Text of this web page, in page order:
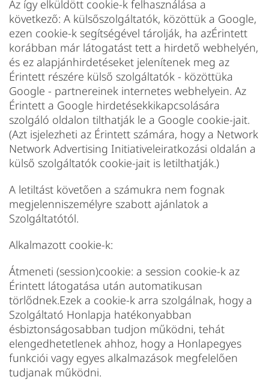
Az így elküldött cookie-k felhasználása a
következő: A külsőszolgáltatók, közöttük a Google,
ezen cookie-k segítségével tárolják, ha azÉrintett
korábban már látogatást tett a hirdető webhelyén,
és ez alapjánhirdetéseket jelenítenek meg az
Érintett részére külső szolgáltatók - közöttüka
Google - partnereinek internetes webhelyein. Az
Érintett a Google hirdetésekkikapcsolására
szolgáló oldalon tilthatják le a Google cookie-jait.
(Azt isjelezheti az Érintett számára, hogy a Network
Network Advertising Initiativeleiratkozási oldalán a
külső szolgáltatók cookie-jait is letilthatják.)
A letiltást követően a számukra nem fognak
megjelenniszemélyre szabott ajánlatok a
Szolgáltatótól.
Alkalmazott cookie-k:
Átmeneti (session)cookie: a session cookie-k az
Érintett látogatása után automatikusan
törlődnek.Ezek a cookie-k arra szolgálnak, hogy a
Szolgáltató Honlapja hatékonyabban
ésbiztonságosabban tudjon működni, tehát
elengedhetetlenek ahhoz, hogy a Honlapegyes
funkciói vagy egyes alkalmazások megfelelően
tudjanak működni.